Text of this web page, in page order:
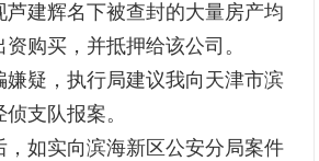
芦建辉名下被查封的大量房产均
购买，并抵押给该公司。
嫌疑，执行局建议我向天津市滨
支队报案。
，如实向滨海新区公安分局案件